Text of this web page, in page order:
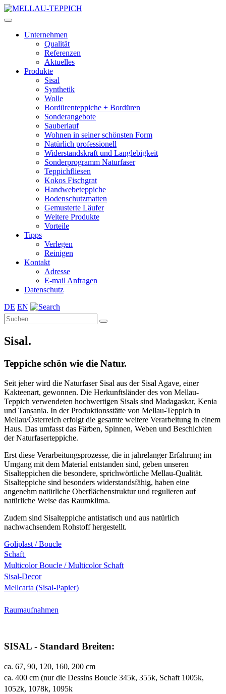
Unternehmen
Qualität
Referenzen
Aktuelles
Produkte
Sisal
Synthetik
Wolle
Bordürenteppiche + Bordüren
Sonderangebote
Sauberlauf
Wohnen in seiner schönsten Form
Natürlich professionell
Widerstandskraft und Langlebigkeit
Sonderprogramm Naturfaser
Teppichfliesen
Kokos Fischgrat
Handwebeteppiche
Bodenschutzmatten
Gemusterte Läufer
Weitere Produkte
Vorteile
Tipps
Verlegen
Reinigen
Kontakt
Adresse
E-mail Anfragen
Datenschutz
DE EN
Sisal.
Teppiche schön wie die Natur.
Seit jeher wird die Naturfaser Sisal aus der Sisal Agave, einer
Kakteenart, gewonnen. Die Herkunftsländer des von Mellau-
Teppich verwendeten hochwertigen Sisals sind Madagaskar, Kenia
und Tansania. In der Produktionsstätte von Mellau-Teppich in
Mellau/Österreich erfolgt die gesamte weitere Verarbeitung in einem
Haus. Das umfasst das Färben, Spinnen, Weben und Beschichten
der Naturfaserteppiche.
Erst diese Verarbeitungsprozesse, die in jahrelanger Erfahrung im
Umgang mit dem Material entstanden sind, geben unseren
Sisalteppichen die besondere, sprichwörtliche Mellau-Qualität.
Sisalteppiche sind besonders widerstandsfähig, haben eine
angenehm natürliche Oberflächenstruktur und regulieren auf
natürliche Weise das Raumklima.
Zudem sind Sisalteppiche antistatisch und aus natürlich
nachwachsendem Rohstoff hergestellt.
Goliplast / Boucle
Schaft
Multicolor Boucle / Multicolor Schaft
Sisal-Decor
Mellcarta (Sisal-Papier)
Raumaufnahmen
SISAL - Standard Breiten:
ca. 67, 90, 120, 160, 200 cm
ca. 400 cm (nur die Dessins Boucle 345k, 355k, Schaft 1005k,
1052k, 1078k, 1095k